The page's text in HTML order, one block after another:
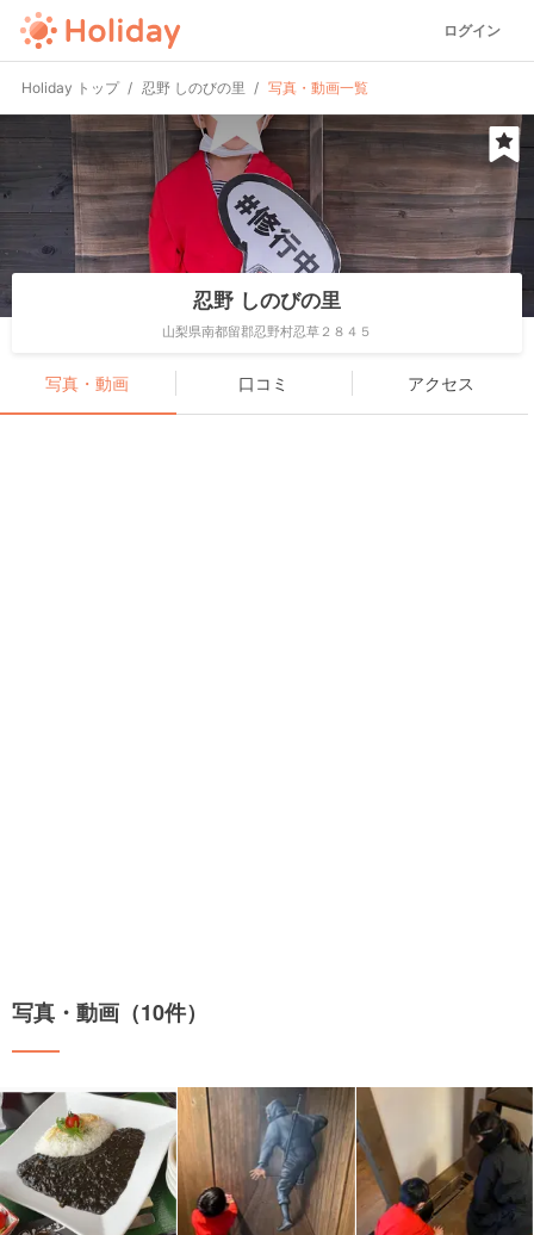
ログイン
Holiday トップ 忍野 しのびの里 写真・動画一覧
忍野 しのびの里
山梨県南都留郡忍野村忍草２８４５
写真・動画 口コミ アクセス
写真・動画（10件）